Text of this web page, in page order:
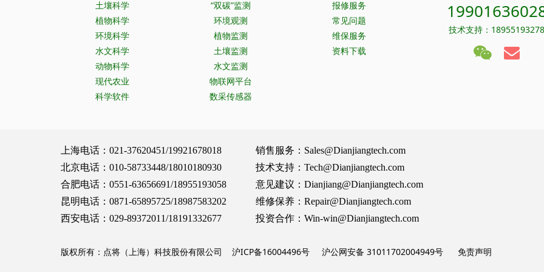
土壤科学
植物科学
环境科学
水文科学
动物科学
现代农业
科学软件
“双碳”监测
环境观测
植物监测
土壤监测
水文监测
物联网平台
数采传感器
报修服务
常见问题
维保服务
资料下载
技术支持：
上海电话：021-37620451/19921678018 销售服务：Sales@Dianjiangtech.com
北京电话：010-58733448/18010180930 技术支持：Tech@Dianjiangtech.com
合肥电话：0551-63656691/18955193058 意见建议：Dianjiang@Dianjiangtech.com
昆明电话：0871-65895725/18987583202 维修保养：Repair@Dianjiangtech.com
西安电话：029-89372011/18191332677 投资合作：Win-win@Dianjiangtech.com
版权所有：点将（上海）科技股份有限公司沪ICP备16004496号 沪公网安备 31011702004949号 免责声明